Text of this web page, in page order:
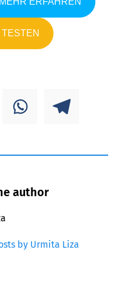
author
by Urmita Liza